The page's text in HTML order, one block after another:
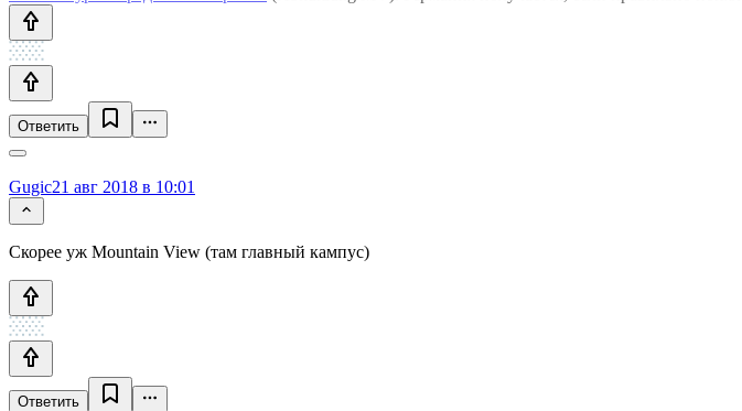
Ответить
Gugic21 авг 2018 в 10:01
Скорее уж Mountain View (там главный кампус)
Ответить